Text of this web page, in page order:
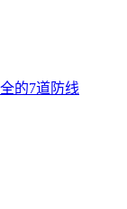
的7道防线